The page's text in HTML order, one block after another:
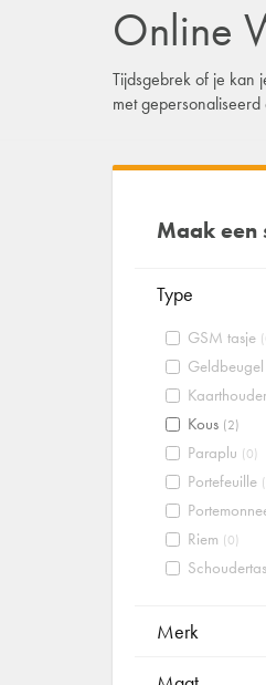
Online
Tijdsgebrek of je kan
met
Maak een
Type
GSM tasje
Geldbeugel
Kaarthouder
Kous (2)
Paraplu (0)
Portefeuille
Riem (0)
Schoudertas
Merk